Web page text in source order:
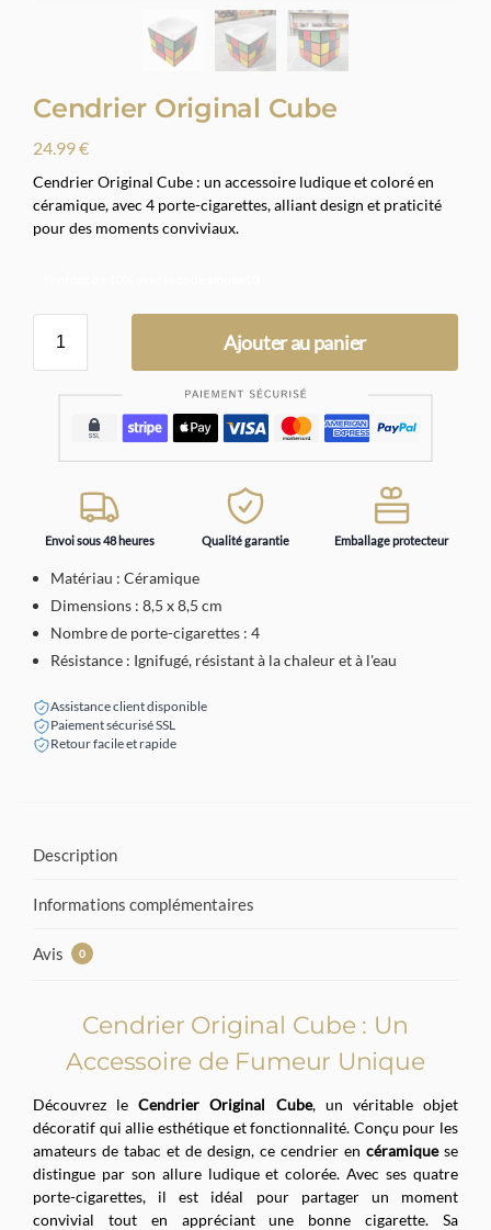
Cendrier Original Cube
24.99€
Cendrier Original Cube : un accessoire ludique et coloré en
céramique, avec 4 porte-cigarettes, alliant design et praticité
pour des moments conviviaux.
Ajouter au panier
Envoi sous 48 heures Qualité garantie Emballage protecteur
Matériau : Céramique
Dimensions : 8,5 x 8,5 cm
Nombre de porte-cigarettes : 4
Résistance : Ignifugé, résistant à la chaleur et à l'eau
Assistance client disponible
Paiement sécurisé SSL
Retour facile et rapide
Description
Informations complémentaires
Avis 0
Cendrier Original Cube : Un
Accessoire de Fumeur Unique
Découvrez leCendrier Original Cube, un véritable objet
décoratif qui allie esthétique et fonctionnalité. Conçu pour les
amateurs de tabac et de design, ce cendrier en céramiquese
distingue par son allure ludique et colorée. Avec ses quatre
porte-cigarettes, il est idéal pour partager un moment
convivial tout en appréciant une bonne cigarette. Sa